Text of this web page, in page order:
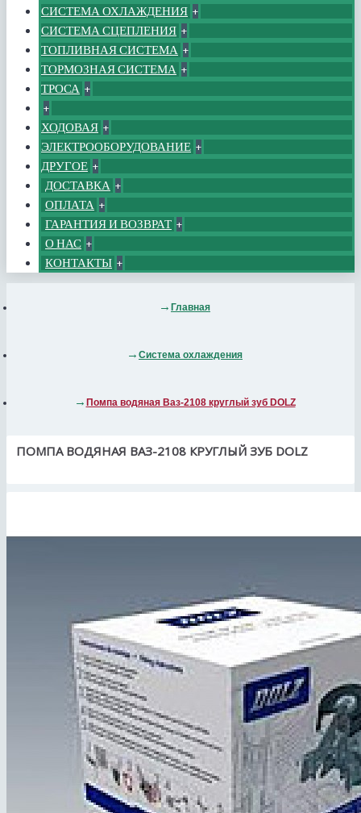
СИСТЕМА ОХЛАЖДЕНИЯ +
СИСТЕМА СЦЕПЛЕНИЯ +
ТОПЛИВНАЯ СИСТЕМА +
ТОРМОЗНАЯ СИСТЕМА +
ТРОСА +
+
ХОДОВАЯ +
ЭЛЕКТРООБОРУДОВАНИЕ +
ДРУГОЕ +
ДОСТАВКА +
ОПЛАТА +
ГАРАНТИЯ И ВОЗВРАТ +
О НАС +
КОНТАКТЫ +
Главная
Система охлаждения
Помпа водяная Ваз-2108 круглый зуб DOLZ
ПОМПА ВОДЯНАЯ ВАЗ-2108 КРУГЛЫЙ ЗУБ DOLZ